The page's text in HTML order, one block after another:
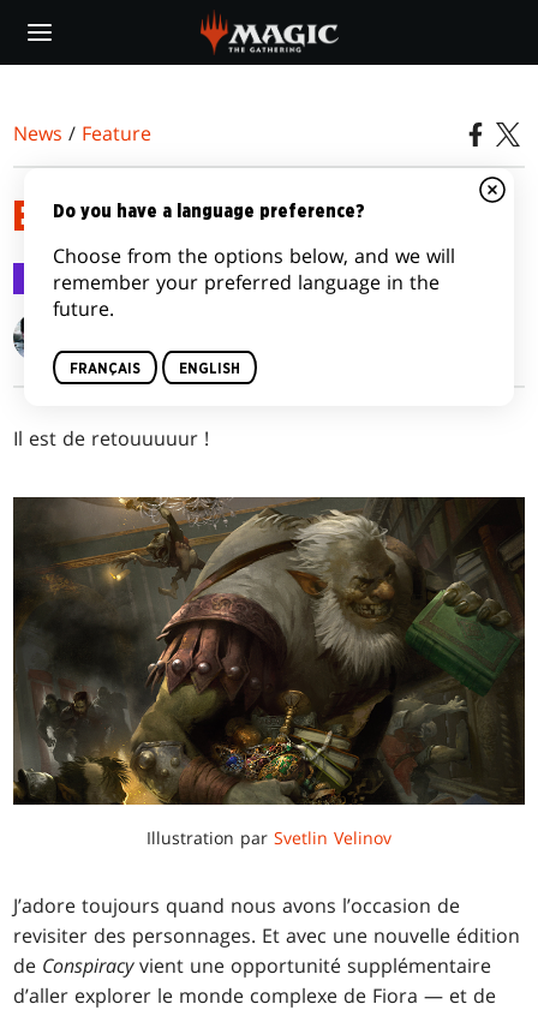
main
News / Feature
EN ATTENDANT GRENZO
Feature 18 août 2016
Il est de retouuuuur !
Illustration par Svetlin Velinov
J’adore toujours quand nous avons l’occasion de
revisiter des personnages. Et avec une nouvelle édition
de Conspiracyvient une opportunité supplémentaire
d’aller explorer le monde complexe de Fiora — et de
Do you have a language preference?
Choose from the options below, and we will
remember your preferred language in the
future.
FRANÇAIS ENGLISH